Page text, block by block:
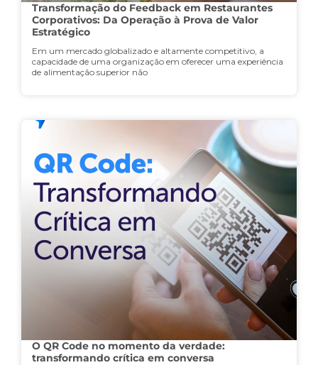
Transformação do Feedback em Restaurantes
Corporativos: Da Operação à Prova de Valor
Estratégico
Em um mercado globalizado e altamente competitivo, a
capacidade de uma organização em oferecer uma experiência
de alimentação superior não
O QR Code no momento da verdade:
transformando crítica em conversa